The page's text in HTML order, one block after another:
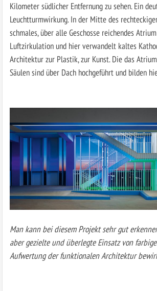
Kilometer südlicher Entfernung zu sehen. Ein
Leuchtturmwirkung. In der Mitte des
schmales, über alle Geschosse reichendes
Luftzirkulation und hier verwandelt kaltes
Architektur zur Plastik, zur Kunst. Die das
Säulen sind über Dach hochgeführt und bilden
Man kann bei diesem Projekt sehr gut
aber gezielte und überlegte Einsatz von
Aufwertung der funktionalen Architektur